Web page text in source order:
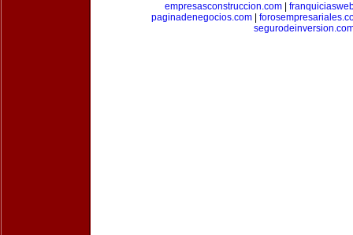
empresasconstruccion.com
paginadenegocios.com